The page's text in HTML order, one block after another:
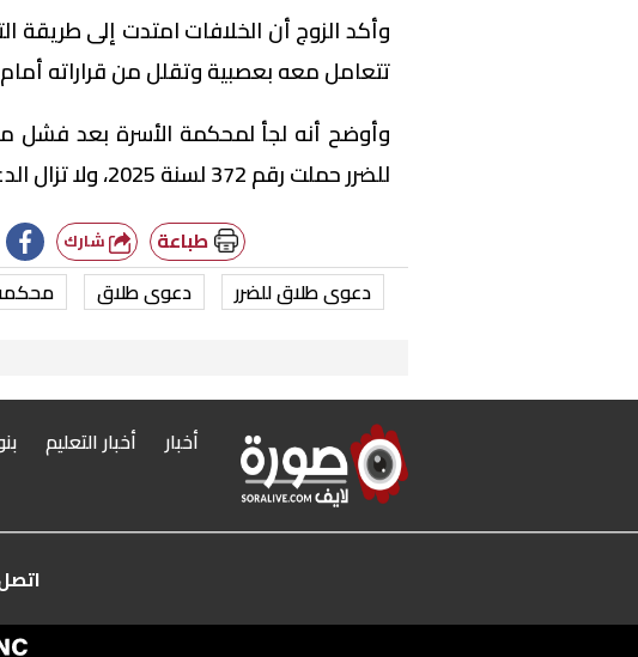
وأكد الزوج أن الخلافات امتدت إلى طريقة
تتعامل معه بعصبية وتقلل من قراراته
وأوضح أنه لجأ لمحكمة الأسرة بعد فشل
للضرر حملت رقم 372 لسنة 2025، ولا تزال الدعوى منظورة أمام المحكمة حتى الآن.
طباعة
دعوى طلاق للضرر دعوى طلاق
أخبار أخبار التعليم